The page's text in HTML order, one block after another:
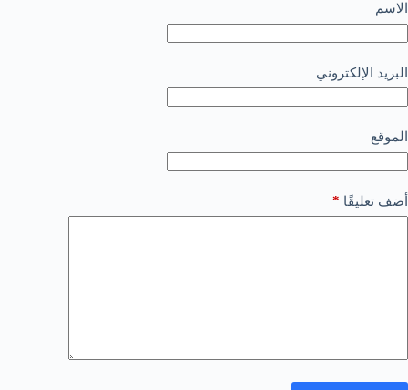
الاسم
البريد الإلكتروني
الموقع
أضف تعليقًا *